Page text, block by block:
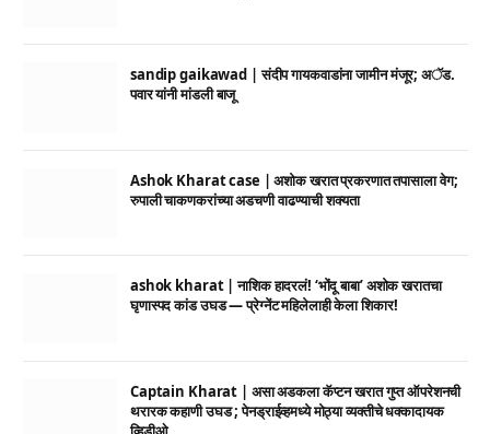
sandip gaikawad | संदीप गायकवाडांना जामीन मंजूर; अॅड.
पवार यांनी मांडली बाजू
Ashok Kharat case | अशोक खरात प्रकरणात तपासाला वेग;
रुपाली चाकणकरांच्या अडचणी वाढण्याची शक्यता
ashok kharat | नाशिक हादरलं! ‘भोंदू बाबा’ अशोक खरातचा
घृणास्पद कांड उघड — प्रेग्नेंट महिलेलाही केला शिकार!
Captain Kharat | असा अडकला कॅप्टन खरात गुप्त ऑपरेशनची
थरारक कहाणी उघड ; पेनड्राईव्हमध्ये मोठ्या व्यक्तीचे धक्कादायक